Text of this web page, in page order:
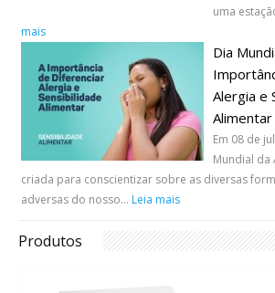
uma
mais
Dia
Alergia e
Alimentar
Em 08 de
Mundial da
criada para conscientizar sobre as diversas
adversas do nosso... Leia mais
Sensibilidade alimentar
Produtos